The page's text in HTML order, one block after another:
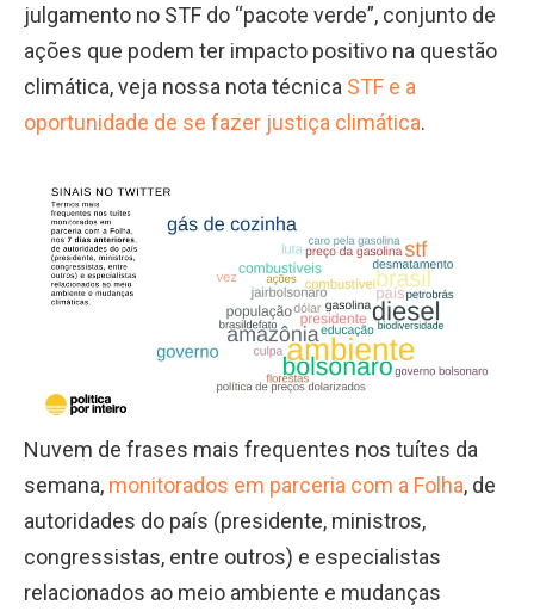
julgamento no STF do “pacote verde”, conjunto de
ações que podem ter impacto positivo na questão
climática, veja nossa nota técnica STF e a
oportunidade de se fazer justiça climática.
Nuvem de frases mais frequentes nos tuítes da
semana, monitorados em parceria com a Folha, de
autoridades do país (presidente, ministros,
congressistas, entre outros) e especialistas
relacionados ao meio ambiente e mudanças